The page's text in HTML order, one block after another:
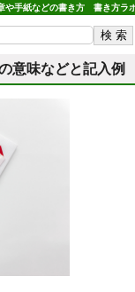
や手紙などの書き方 書き方ラ
意味などと記入例